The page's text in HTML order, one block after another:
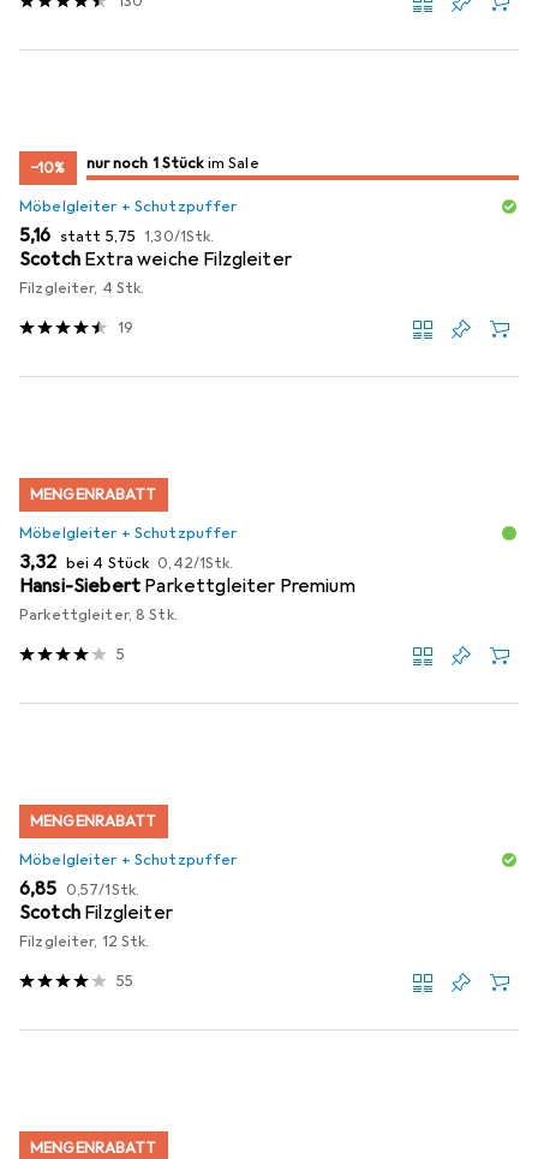
−10% noch 1 Stückim Sale
nur noch 1 Stück im Sale
Möbelgleiter + Schutzpuffer
EUR
5,16 statt EUR
5,75 EUR
1,30/1Stk.
Scotch Extra weiche Filzgleiter
Filzgleiter, 4 Stk.
19
MENGENRABATT
Möbelgleiter + Schutzpuffer
EUR
3,32 bei 4 Stück EUR
0,42/1Stk.
Hansi-Siebert Parkettgleiter Premium
Parkettgleiter, 8 Stk.
5
MENGENRABATT
Möbelgleiter + Schutzpuffer
EUR
6,85 EUR
0,57/1Stk.
Scotch Filzgleiter
Filzgleiter, 12 Stk.
55
MENGENRABATT